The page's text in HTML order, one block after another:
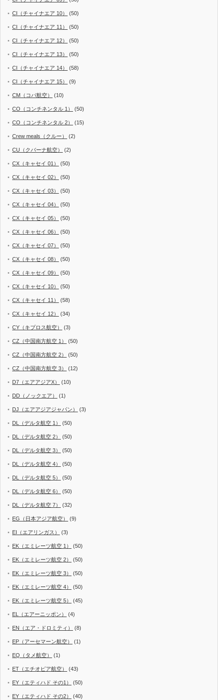
CI（チャイナエア 10） (50)
CI（チャイナエア 11） (50)
CI（チャイナエア 12） (50)
CI（チャイナエア 13） (50)
CI（チャイナエア 14） (58)
CI（チャイナエア 15） (9)
CM（コパ航空） (10)
CO（コンチネンタル 1） (50)
CO（コンチネンタル 2） (15)
Crew meals（クルー） (2)
CU（クバーナ航空） (2)
CX（キャセイ 01） (50)
CX（キャセイ 02） (50)
CX（キャセイ 03） (50)
CX（キャセイ 04） (50)
CX（キャセイ 05） (50)
CX（キャセイ 06） (50)
CX（キャセイ 07） (50)
CX（キャセイ 08） (50)
CX（キャセイ 09） (50)
CX（キャセイ 10） (50)
CX（キャセイ 11） (58)
CX（キャセイ 12） (34)
CY（キプロス航空） (3)
CZ（中国南方航空 1） (50)
CZ（中国南方航空 2） (50)
CZ（中国南方航空 3） (12)
D7（エアアジアX） (10)
DD（ノックエア） (1)
DJ（エアアジアジャパン） (3)
DL（デルタ航空 1） (50)
DL（デルタ航空 2） (50)
DL（デルタ航空 3） (50)
DL（デルタ航空 4） (50)
DL（デルタ航空 5） (50)
DL（デルタ航空 6） (50)
DL（デルタ航空 7） (32)
EG（日本アジア航空） (9)
EI（エアリンガス） (3)
EK（エミレーツ航空 1） (50)
EK（エミレーツ航空 2） (50)
EK（エミレーツ航空 3） (50)
EK（エミレーツ航空 4） (50)
EK（エミレーツ航空 5） (45)
EL（エアーニッポン） (4)
EN（エア・ドロミティ） (8)
EP（アーセマーン航空） (1)
EQ（タメ航空） (1)
ET（エチオピア航空） (43)
EY（エティハド その1） (50)
EY（エティハド その2） (40)